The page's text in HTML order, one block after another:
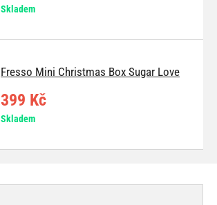
Skladem
Fresso Mini Christmas Box Sugar Love
399 Kč
Skladem